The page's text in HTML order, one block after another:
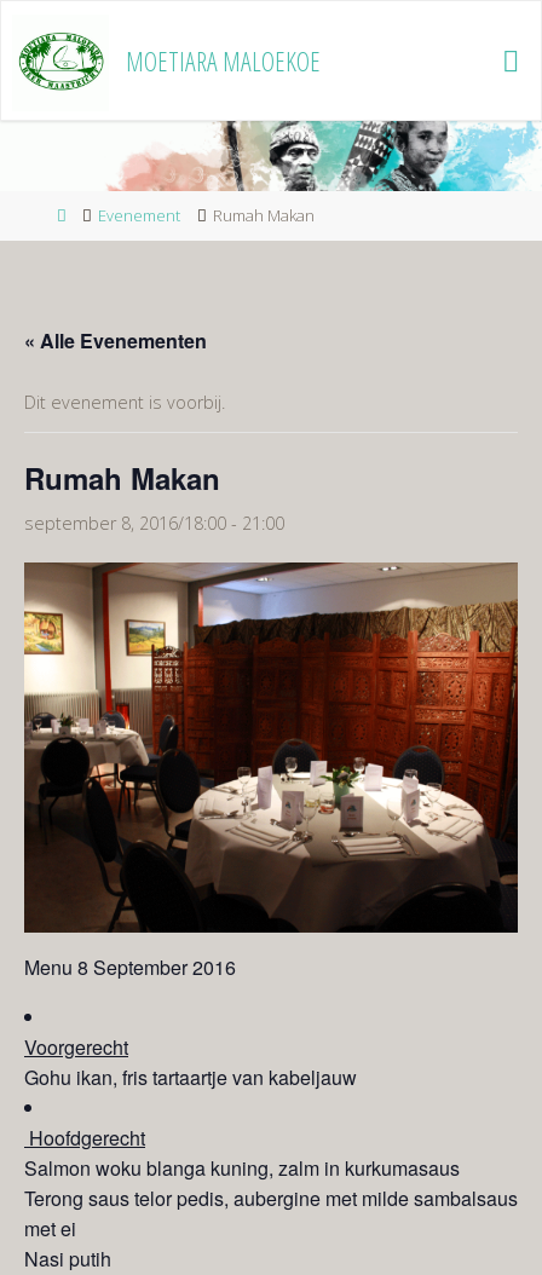
naar
de
MOETIARA MALOEKOE
HomeEvenement Rumah Makan
« Alle Evenementen
Dit evenement is voorbij.
Rumah Makan
september 8, 2016/18:00 - 21:00
Menu 8 September 2016
Voorgerecht
Gohu ikan, fris tartaartje van kabeljauw
Hoofdgerecht
Salmon woku blanga kuning, zalm in kurkumasaus
Terong saus telor pedis, aubergine met milde sambalsaus
met ei
Nasi putih